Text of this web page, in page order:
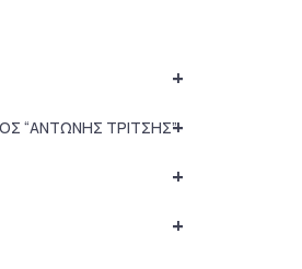
+
+
“ΑΝΤΩΝΗΣ ΤΡΙΤΣΗΣ”
+
+